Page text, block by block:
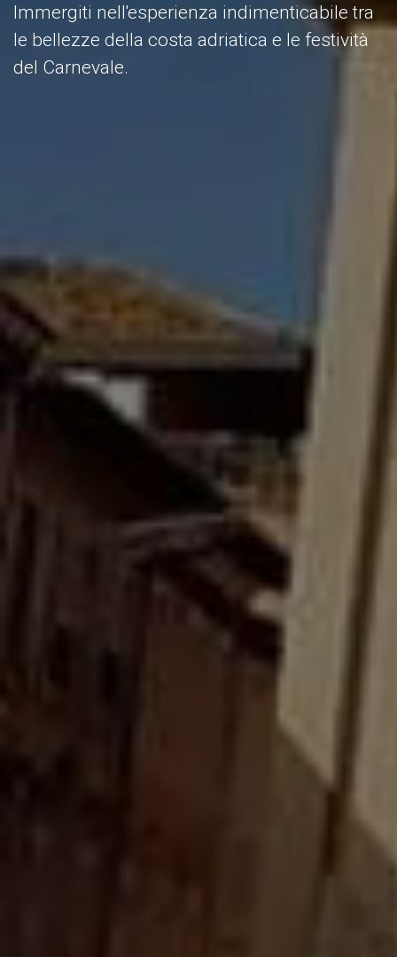
Immergiti nell'esperienza indimenticabile tra
le bellezze della costa adriatica e le festività
del Carnevale.